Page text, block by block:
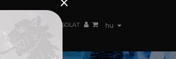
hu
KAPCSOLAT